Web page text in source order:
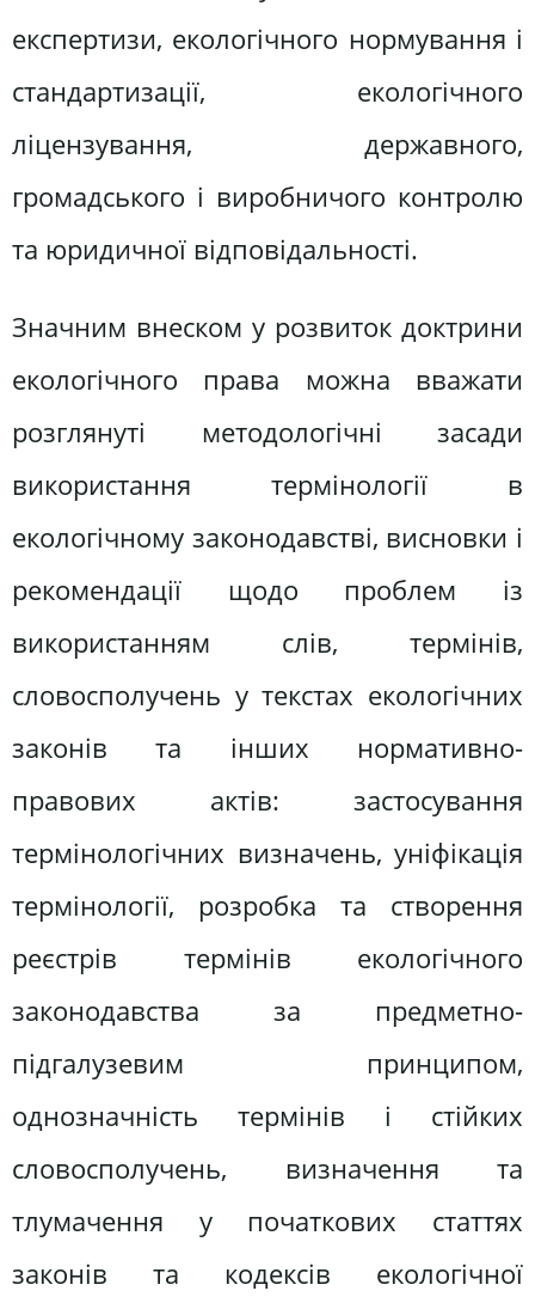
експертизи, екологічного нормування і
стандартизації, екологічного
ліцензування, державного,
громадського і виробничого контролю
та юридичної відповідальності.
Значним внеском у розвиток доктрини
екологічного права можна вважати
розглянуті методологічні засади
використання термінології в
екологічному законодавстві, висновки і
рекомендації щодо проблем із
використанням слів, термінів,
словосполучень у текстах екологічних
законів та інших нормативно-
правових актів: застосування
термінологічних визначень, уніфікація
термінології, розробка та створення
реєстрів термінів екологічного
законодавства за предметно-
підгалузевим принципом,
однозначність термінів і стійких
словосполучень, визначення та
тлумачення у початкових статтях
законів та кодексів екологічної